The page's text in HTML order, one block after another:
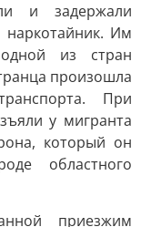
и задержали
Им
из стран
произошла
При
у мигранта
который он
областного
приезжим